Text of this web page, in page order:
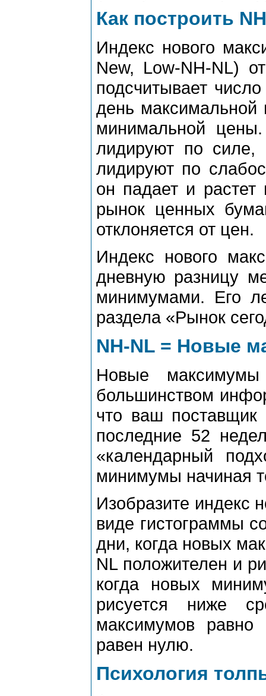
Как построить
Индекс нового
New, Low-NH-NL)
подсчитывает
день максимальной
минимальной
лидируют по силе,
лидируют по
он падает и
рынок ценных
отклоняется от цен.
Индекс нового
дневную разницу
минимумами. Его
раздела «Рынок
NH-NL = Новые
Новые
большинством
что ваш поставщик
последние 52
«календарный
минимумы начиная
Изобразите индекс
виде гистограммы
дни, когда новых
NL положителен и
когда новых
рисуется ниже
максимумов
равен нулю.
Психология